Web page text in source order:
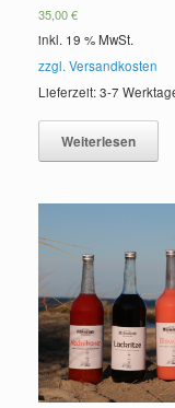
35,00€
inkl. 19 % MwSt.
zzgl. Versandkosten
Lieferzeit: 3-7
Weiterlesen